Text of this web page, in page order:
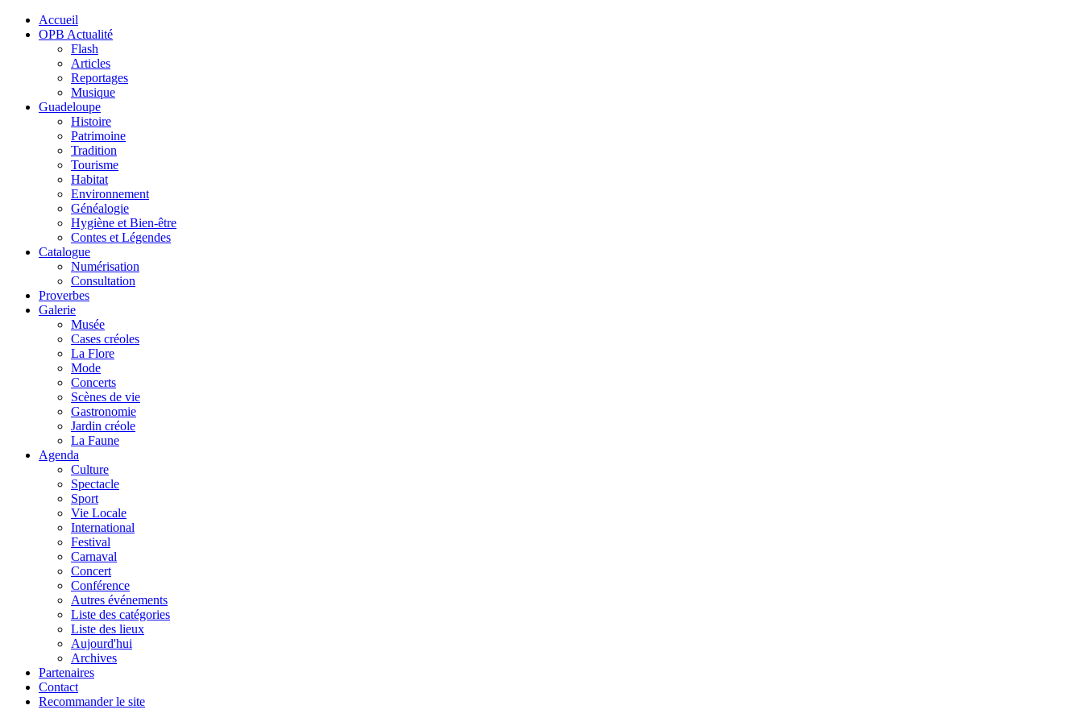
Accueil
OPB Actualité
Flash
Articles
Reportages
Musique
Guadeloupe
Histoire
Patrimoine
Tradition
Tourisme
Habitat
Environnement
Généalogie
Hygiène et Bien-être
Contes et Légendes
Catalogue
Numérisation
Consultation
Proverbes
Galerie
Musée
Cases créoles
La Flore
Mode
Concerts
Scènes de vie
Gastronomie
Jardin créole
La Faune
Agenda
Culture
Spectacle
Sport
Vie Locale
International
Festival
Carnaval
Concert
Conférence
Autres événements
Liste des catégories
Liste des lieux
Aujourd'hui
Archives
Partenaires
Contact
Recommander le site